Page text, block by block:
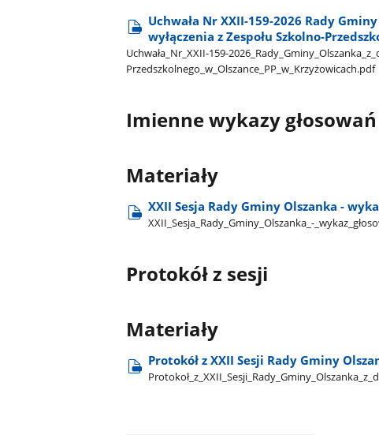
Uchwała Nr XXII-159-2026 Rady
wyłączenia z Zespołu Szkolno-
Uchwała​_Nr​_XXII-159-
Przedszkolnego​_w​_Olszance​_PP​_w​_Krzyżowicach.pdf
Imienne wykazy głosowań
Materiały
XXII Sesja Rady Gminy Olszanka -
XXII​_Sesja​_Rady​_Gminy​_Olszanka​_-​
Protokół z sesji
Materiały
Protokół z XXII Sesji Rady Gminy